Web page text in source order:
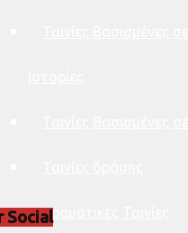
Δραματικές Ταινίες
Social